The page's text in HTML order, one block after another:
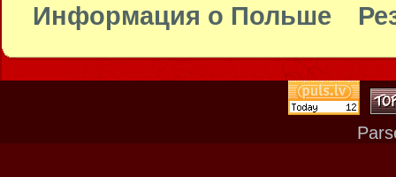
Информация о Польше